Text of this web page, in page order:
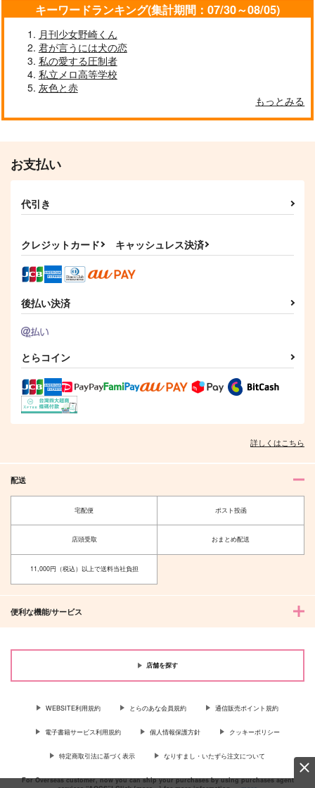
キーワードランキング(集計期間：07/30～08/05)
月刊少女野崎くん
君が言うには犬の恋
私の愛する圧制者
私立メロ高等学校
灰色と赤
もっとみる
お支払い
代引き
クレジットカード キャッシュレス決済
後払い決済
とらコイン
詳しくはこちら
配送
宅配便 ポスト投函
店頭受取 おまとめ配送
11,000円（税込）以上で送料当社負担
便利な機能/サービス
店舗を探す
WEBSITE利用規約 とらのあな会員規約 通信販売ポイント規約
電子書籍サービス利用規約 個人情報保護方針 クッキーポリシー
特定商取引法に基づく表示 なりすまし・いたずら注文について
For Overseas customer, now you can ship your purchases by using purchases agent